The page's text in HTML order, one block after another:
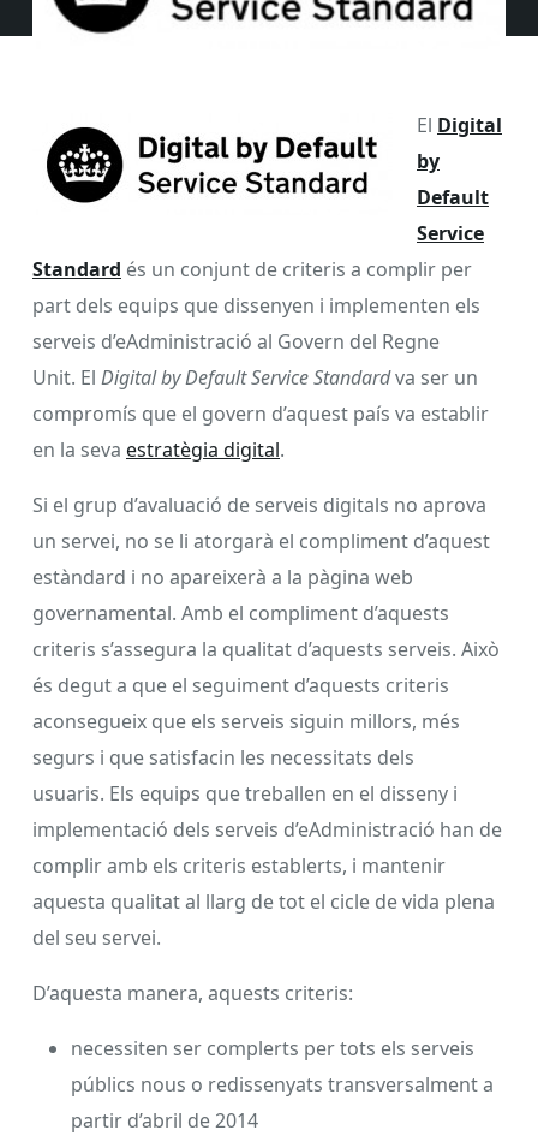
El Digital
by
Default
Service
Standard és un conjunt de criteris a complir per
part dels equips que dissenyen i implementen els
serveis d’eAdministració al Govern del Regne
Unit. El Digital by Default Service Standardva ser un
compromís que el govern d’aquest país va establir
en la seva estratègia digital.
Si el grup d’avaluació de serveis digitals no aprova
un servei, no se li atorgarà el compliment d’aquest
estàndard i no apareixerà a la pàgina web
governamental. Amb el compliment d’aquests
criteris s’assegura la qualitat d’aquests serveis. Això
és degut a que el seguiment d’aquests criteris
aconsegueix que els serveis siguin millors, més
segurs i que satisfacin les necessitats dels
usuaris. Els equips que treballen en el disseny i
implementació dels serveis d’eAdministració han de
complir amb els criteris establerts, i mantenir
aquesta qualitat al llarg de tot el cicle de vida plena
del seu servei.
D’aquesta manera, aquests criteris:
necessiten ser complerts per tots els serveis
públics nous o redissenyats transversalment a
partir d’abril de 2014